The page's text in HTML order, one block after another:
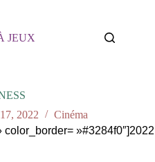
JEUX
2022
Cinéma
»#3284f0″]2022